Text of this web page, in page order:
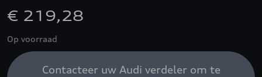
€ 219,28
Op voorraad
Contacteer uw Audi verdeler om te